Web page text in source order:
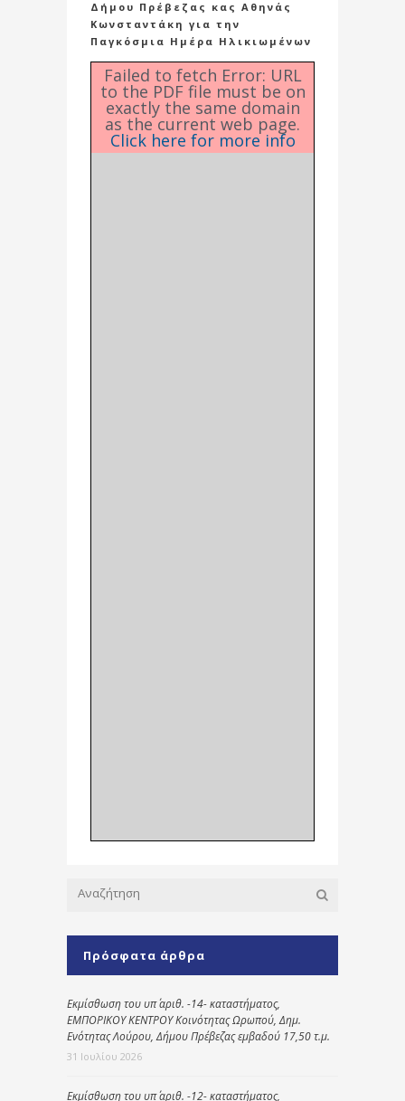
Δήμου Πρέβεζας κας Αθηνάς
Κωνσταντάκη για την
Παγκόσμια Ημέρα Ηλικιωμένων
Failed to fetch Error: URL
to the PDF file must be on
exactly the same domain
as the current web page.
Click here for more info
Πρόσφατα άρθρα
Εκμίσθωση του υπ΄ αριθ. -14- καταστήματος,
ΕΜΠΟΡΙΚΟΥ ΚΕΝΤΡΟΥ Κοινότητας Ωρωπού, Δημ.
Ενότητας Λούρου, Δήμου Πρέβεζας εμβαδού 17,50 τ.μ.
31 Ιουλίου 2026
Εκμίσθωση του υπ΄ αριθ. -12- καταστήματος,